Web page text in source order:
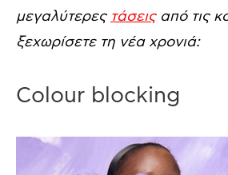
μεγαλύτερες τάσειςαπό τις
ξεχωρίσετε τη νέα χρονιά:
Colour blocking